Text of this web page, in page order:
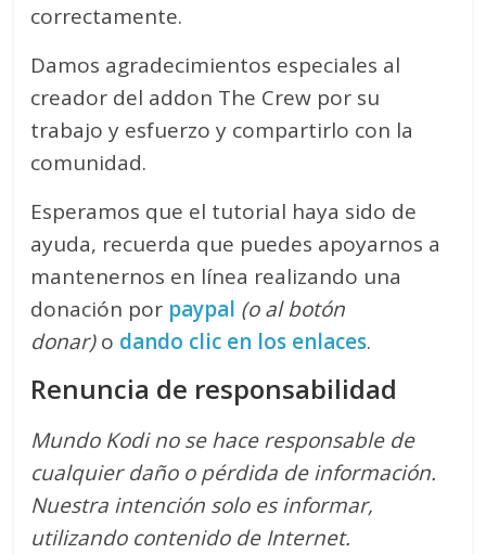
correctamente.
Damos agradecimientos especiales al
creador del addon The Crew por su
trabajo y esfuerzo y compartirlo con la
comunidad.
Esperamos que el tutorial haya sido de
ayuda, recuerda que puedes apoyarnos a
mantenernos en línea realizando una
donación por paypal (o al botón
donar)o dando clic en los enlaces.
Renuncia de responsabilidad
Mundo Kodi no se hace responsable de
cualquier daño o pérdida de información.
Nuestra intención solo es informar,
utilizando contenido de Internet.